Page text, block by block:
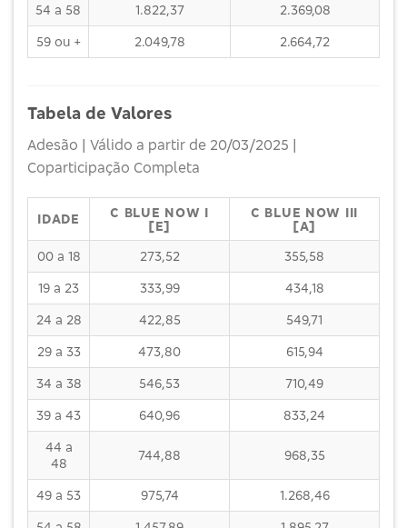
54 a 58 1.822,37 2.369,08
59 ou + 2.049,78 2.664,72
Tabela de Valores
Adesão | Válido a partir de 20/03/2025 |
Coparticipação Completa
IDADE
C BLUE NOW I
[E]
C BLUE NOW III
[A]
00 a 18
273,52 355,58
19 a 23 333,99 434,18
24 a 28 422,85 549,71
29 a 33 473,80 615,94
34 a 38 546,53 710,49
39 a 43 640,96 833,24
44 a
48
744,88 968,35
49 a 53 975,74 1.268,46